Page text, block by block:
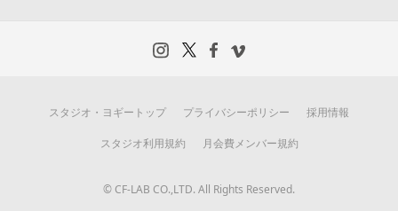
スタジオ・ヨギートップ プライバシーポリシー 採用情報
スタジオ利用規約 月会費メンバー規約
© CF-LAB CO.,LTD. All Rights Reserved.